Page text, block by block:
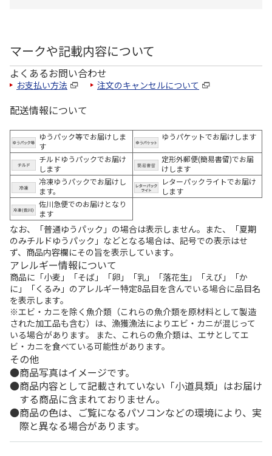
マークや記載内容について
よくあるお問い合わせ
お支払い方法 注文のキャンセルについて
配送情報について
ゆうパック等でお届けしま
す
ゆうパケットでお届けします
チルドゆうパックでお届け
します
定形外郵便(簡易書留)でお届
けします
冷凍ゆうパックでお届けし
ます。
レターパックライトでお届け
します
佐川急便でのお届けとなり
ます
なお、「普通ゆうパック」の場合は表示しません。また、「夏期
のみチルドゆうパック」などとなる場合は、記号での表示はせ
ず、商品内容欄にその旨を表示しています。
アレルギー情報について
商品に「小麦」「そば」「卵」「乳」「落花生」「えび」「か
に」「くるみ」のアレルギー特定8品目を含んでいる場合に品目名
を表示します。
※エビ・カニを除く魚介類（これらの魚介類を原材料として製造
された加工品も含む）は、漁獲漁法によりエビ・カニが混じって
いる場合があります。 また、これらの魚介類は、エサとしてエ
ビ・カニを食べている可能性があります。
その他
商品写真はイメージです。
商品内容として記載されていない「小道具類」はお届け
する商品に含まれておりません。
商品の色は、ご覧になるパソコンなどの環境により、実
際と異なる場合があります。